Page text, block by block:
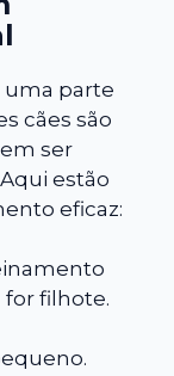
uma parte
cães são
ser
Aqui estão
eficaz:
for filhote.